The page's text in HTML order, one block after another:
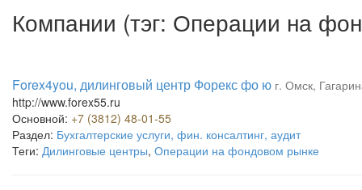
Компании (тэг: Операции на
Forex4you, дилинговый центр Форекс фо ю г. Омск,
http://www.forex55.ru
Основной: +7 (3812) 48-01-55
Раздел: Бухгалтерские услуги, фин. консалтинг, аудит
Теги: Дилинговые центры, Операции на фондовом рынке